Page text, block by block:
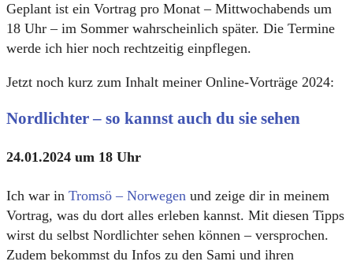
Geplant ist ein Vortrag pro Monat – Mittwochabends um
18 Uhr – im Sommer wahrscheinlich später. Die Termine
werde ich hier noch rechtzeitig einpflegen.
Jetzt noch kurz zum Inhalt meiner Online-Vorträge 2024:
Nordlichter – so kannst auch du sie sehen
24.01.2024 um 18 Uhr
Ich war in Tromsö – Norwegen und zeige dir in meinem
Vortrag, was du dort alles erleben kannst. Mit diesen Tipps
wirst du selbst Nordlichter sehen können – versprochen.
Zudem bekommst du Infos zu den Sami und ihren